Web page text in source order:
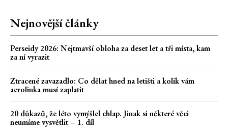
Nejnovější články
Perseidy 2026: Nejtmavší obloha za deset let a tři místa, kam
za ní vyrazit
Ztracené zavazadlo: Co dělat hned na letišti a kolik vám
aerolinka musí zaplatit
20 důkazů, že léto vymýšlel chlap. Jinak si některé věci
neumíme vysvětlit – 1. díl